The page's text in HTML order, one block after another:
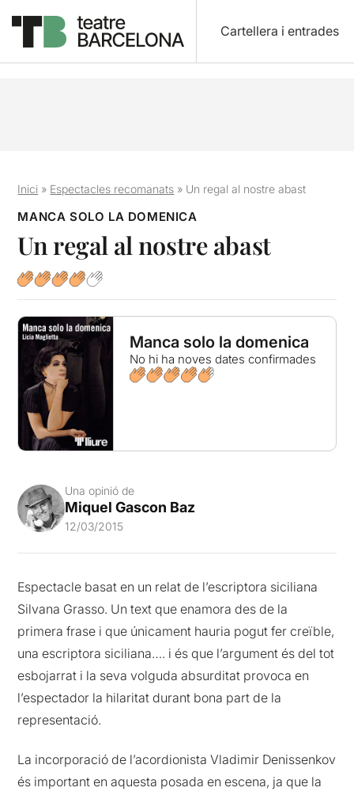
Cartellera i entrades
Inici » Espectacles recomanats » Un regal al nostre abast
MANCA SOLO LA DOMENICA
Un regal al nostre abast
Manca solo la domenica
No hi ha noves dates confirmades
Una opinió de
Miquel Gascon Baz
12/03/2015
Espectacle basat en un relat de l’escriptora siciliana
Silvana Grasso. Un text que enamora des de la
primera frase i que únicament hauria pogut fer creïble,
una escriptora siciliana…. i és que l’argument és del tot
esbojarrat i la seva volguda absurditat provoca en
l’espectador la hilaritat durant bona part de la
representació.
La incorporació de l’acordionista Vladimir Denissenkov
és important en aquesta posada en escena, ja que la